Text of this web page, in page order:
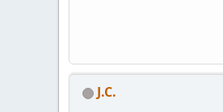
J.C.